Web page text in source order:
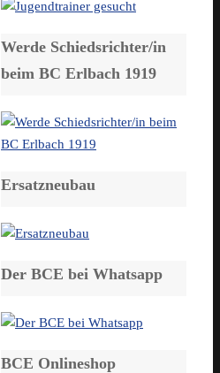
Werde Schiedsrichter/in
beim BC Erlbach 1919
Ersatzneubau
Der BCE bei Whatsapp
BCE Onlineshop